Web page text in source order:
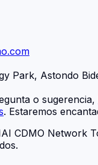
Park, Astondo
o sugerencia,
. Estaremos
CDMO Network